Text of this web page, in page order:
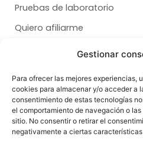
Gestionar
Para ofrecer las mejores experiencias,
cookies para almacenar y/o acceder a
consentimiento de estas tecnologías
el comportamiento de navegación o
sitio. No consentir o retirar el
negativamente a ciertas
Pruebas de laboratorio
Quiero afiliarme
Dental
Salud